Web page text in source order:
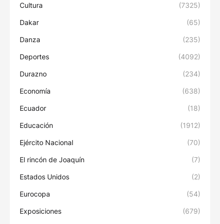
Cultura (7325)
Dakar (65)
Danza (235)
Deportes (4092)
Durazno (234)
Economía (638)
Ecuador (18)
Educación (1912)
Ejército Nacional (70)
El rincón de Joaquín (7)
Estados Unidos (2)
Eurocopa (54)
Exposiciones (679)